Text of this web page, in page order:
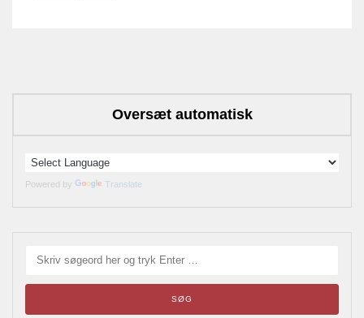
Oversæt automatisk
Powered by Translate